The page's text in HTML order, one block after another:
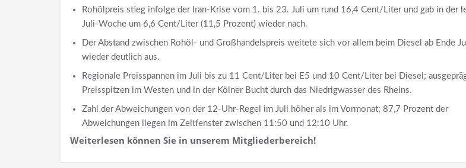
Rohölpreis stieg infolge der Iran-Krise vom 1. bis 23. Juli um rund 16,4 Cent/Liter und gab in der
Juli-Woche um 6,6 Cent/Liter (11,5 Prozent) wieder nach.
Der Abstand zwischen Rohöl- und Großhandelspreis weitete sich vor allem beim Diesel ab Ende
wieder deutlich aus.
Regionale Preisspannen im Juli bis zu 11 Cent/Liter bei E5 und 10 Cent/Liter bei Diesel;
Preisspitzen im Westen und in der Kölner Bucht durch das Niedrigwasser des Rheins.
Zahl der Abweichungen von der 12-Uhr-Regel im Juli höher als im Vormonat; 87,7 Prozent der
Abweichungen liegen im Zeitfenster zwischen 11:50 und 12:10 Uhr.
Weiterlesen können Sie in unserem Mitgliederbereich!